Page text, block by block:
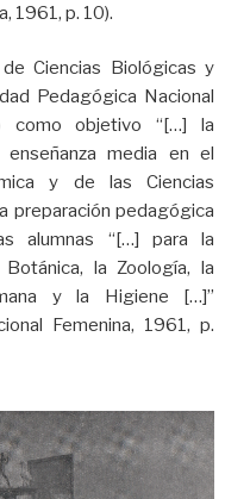
1961, p. 10).
Ciencias Biológicas y
Pedagógica Nacional
como objetivo “[…] la
media en el
y de las Ciencias
preparación pedagógica
alumnas “[…] para la
la Zoología, la
y la Higiene […]”
Femenina, 1961, p.